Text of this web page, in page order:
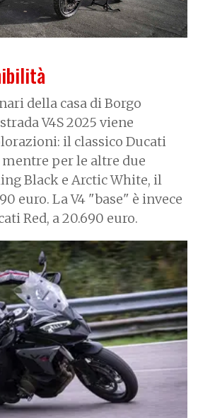
della casa di Borgo
V4S 2025 viene
il classico Ducati
mentre per le altre due
Black e Arctic White, il
euro. La V4 "base" è invece
Red, a 20.690 euro.